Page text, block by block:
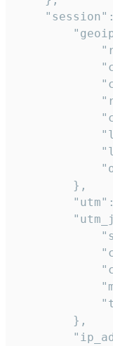
        },
        },